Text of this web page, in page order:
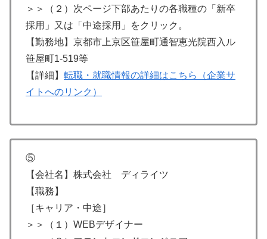
＞＞（２）次ページ下部あたりの各職種の「新卒
採用」又は「中途採用」をクリック。
【勤務地】京都市上京区笹屋町通智恵光院西入ル
笹屋町1-519等
【詳細】 転職・就職情報の詳細はこちら（企業サ
イトへのリンク）
⑤
【会社名】株式会社 ディライツ
【職務】
［キャリア・中途］
＞＞（１）WEBデザイナー